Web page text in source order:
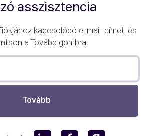
asszisztencia
kapcsolódó e-mail-címet, és
a Tovább gombra.
Tovább